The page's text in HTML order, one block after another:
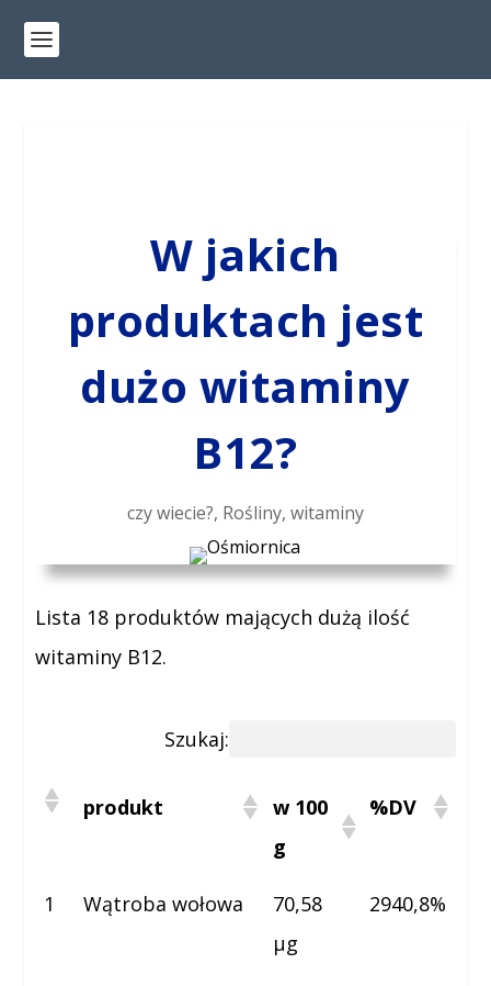
W jakich
produktach jest
dużo witaminy
B12?
czy wiecie?, Rośliny, witaminy
Lista 18 produktów mających dużą ilość
witaminy B12.
Szukaj:
produkt
w 100
g
%DV
1 Wątroba wołowa
70,58
µg
2940,8%